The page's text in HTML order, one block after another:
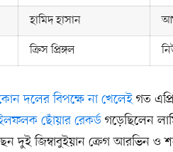
হামিদ হাসান
ক্রিস প্রিঙ্গল
দলের বিপক্ষে না খেলেইগত
ছোঁয়ার রেকর্ড গড়েছিলেন
দুই জিম্বাবুইয়ান ক্রেগ আরভিন